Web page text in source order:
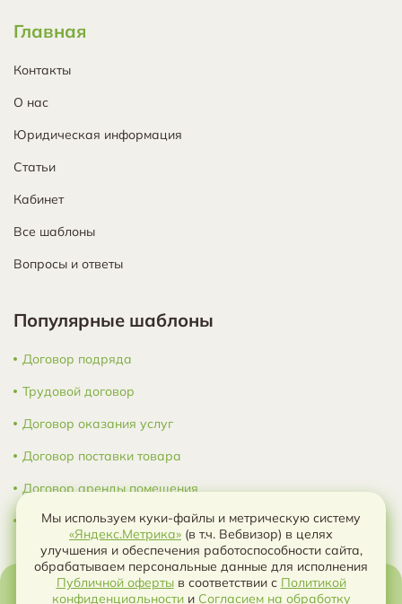
Главная
Контакты
О нас
Юридическая информация
Статьи
Кабинет
Все шаблоны
Вопросы и ответы
Популярные шаблоны
Договор подряда
Трудовой договор
Договор оказания услуг
Договор поставки товара
Договор аренды помещения
Все шаблоны
Копирование и дальнейшее распространение материалов с сайта Договор.ру
(https://dogovor.ru) без разрешения администрации сайта запрещено. © 2018-
Мы используем куки-файлы и метрическую систему
«Яндекс.Метрика» (в т.ч. Вебвизор) в целях
улучшения и обеспечения работоспособности сайта,
обрабатываем персональные данные для исполнения
Публичной офертыв соответствии с Политикой
конфиденциальностии Согласием на обработку